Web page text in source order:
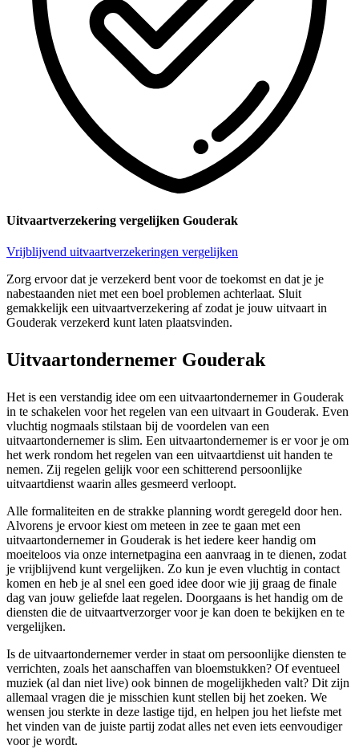
Uitvaartverzekering vergelijken Gouderak
Vrijblijvend uitvaartverzekeringen vergelijken
Zorg ervoor dat je verzekerd bent voor de toekomst en dat je je
nabestaanden niet met een boel problemen achterlaat. Sluit
gemakkelijk een uitvaartverzekering af zodat je jouw uitvaart in
Gouderak verzekerd kunt laten plaatsvinden.
Uitvaartondernemer Gouderak
Het is een verstandig idee om een uitvaartondernemer in Gouderak
in te schakelen voor het regelen van een uitvaart in Gouderak. Even
vluchtig nogmaals stilstaan bij de voordelen van een
uitvaartondernemer is slim. Een uitvaartondernemer is er voor je om
het werk rondom het regelen van een uitvaartdienst uit handen te
nemen. Zij regelen gelijk voor een schitterend persoonlijke
uitvaartdienst waarin alles gesmeerd verloopt.
Alle formaliteiten en de strakke planning wordt geregeld door hen.
Alvorens je ervoor kiest om meteen in zee te gaan met een
uitvaartondernemer in Gouderak is het iedere keer handig om
moeiteloos via onze internetpagina een aanvraag in te dienen, zodat
je vrijblijvend kunt vergelijken. Zo kun je even vluchtig in contact
komen en heb je al snel een goed idee door wie jij graag de finale
dag van jouw geliefde laat regelen. Doorgaans is het handig om de
diensten die de uitvaartverzorger voor je kan doen te bekijken en te
vergelijken.
Is de uitvaartondernemer verder in staat om persoonlijke diensten te
verrichten, zoals het aanschaffen van bloemstukken? Of eventueel
muziek (al dan niet live) ook binnen de mogelijkheden valt? Dit zijn
allemaal vragen die je misschien kunt stellen bij het zoeken. We
wensen jou sterkte in deze lastige tijd, en helpen jou het liefste met
het vinden van de juiste partij zodat alles net even iets eenvoudiger
voor je wordt.